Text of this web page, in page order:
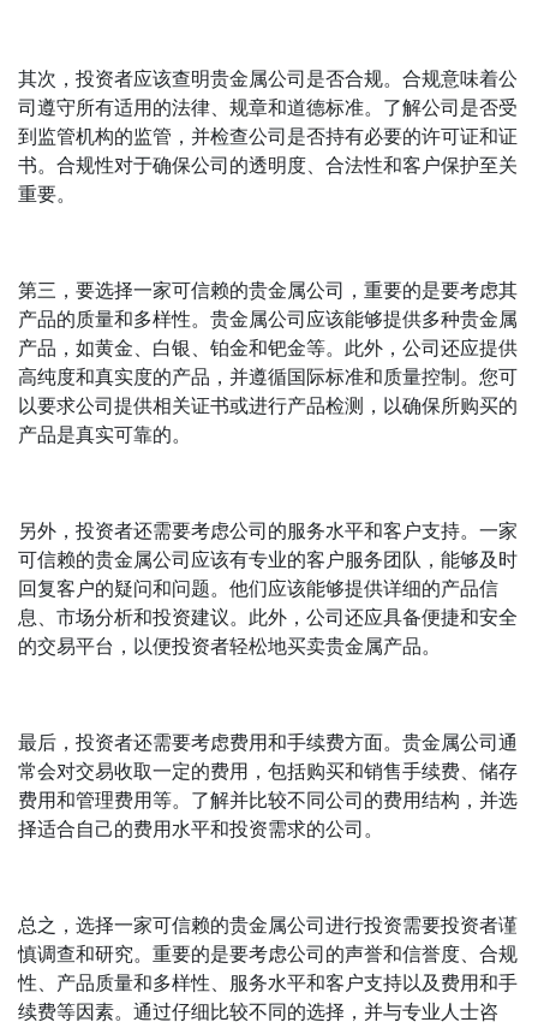
其次，投资者应该查明贵金属公司是否合规。合规意味着公
司遵守所有适用的法律、规章和道德标准。了解公司是否受
到监管机构的监管，并检查公司是否持有必要的许可证和证
书。合规性对于确保公司的透明度、合法性和客户保护至关
重要。
第三，要选择一家可信赖的贵金属公司，重要的是要考虑其
产品的质量和多样性。贵金属公司应该能够提供多种贵金属
产品，如黄金、白银、铂金和钯金等。此外，公司还应提供
高纯度和真实度的产品，并遵循国际标准和质量控制。您可
以要求公司提供相关证书或进行产品检测，以确保所购买的
产品是真实可靠的。
另外，投资者还需要考虑公司的服务水平和客户支持。一家
可信赖的贵金属公司应该有专业的客户服务团队，能够及时
回复客户的疑问和问题。他们应该能够提供详细的产品信
息、市场分析和投资建议。此外，公司还应具备便捷和安全
的交易平台，以便投资者轻松地买卖贵金属产品。
最后，投资者还需要考虑费用和手续费方面。贵金属公司通
常会对交易收取一定的费用，包括购买和销售手续费、储存
费用和管理费用等。了解并比较不同公司的费用结构，并选
择适合自己的费用水平和投资需求的公司。
总之，选择一家可信赖的贵金属公司进行投资需要投资者谨
慎调查和研究。重要的是要考虑公司的声誉和信誉度、合规
性、产品质量和多样性、服务水平和客户支持以及费用和手
续费等因素。通过仔细比较不同的选择，并与专业人士咨